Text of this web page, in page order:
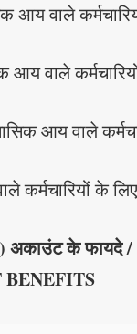
आय वाले
वाले
आय वाले
कर्मचारियों के लिए
अकाउंट के फायदे/
BENEFITS